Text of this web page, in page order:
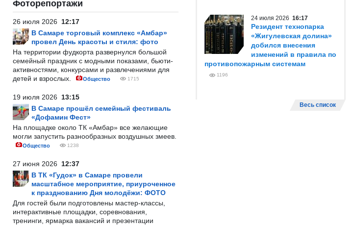
Фоторепортажи
26 июля 2026 12:17
В Самаре торговый комплекс «Амбар»
провел День красоты и стиля: фото
На территории фудкорта развернулся большой
семейный праздник с модными показами, бьюти-
активностями, конкурсами и развлечениями для
детей и взрослых.
Общество 1715
19 июля 2026 13:15
В Самаре прошёл семейный фестиваль
«Дофамин Фест»
На площадке около ТК «Амбар» все желающие
могли запустить разнообразных воздушных змеев.
Общество 1238
27 июня 2026 12:37
В ТК «Гудок» в Самаре провели
масштабное мероприятие, приуроченное
к празднованию Дня молодёжи: ФОТО
Для гостей были подготовлены мастер-классы,
интерактивные площадки, соревнования,
тренинги, ярмарка вакансий и презентации
24 июля 2026 16:17
Резидент технопарка
«Жигулевская долина»
добился внесения
изменений в правила по
противопожарным системам
1196
Весь список